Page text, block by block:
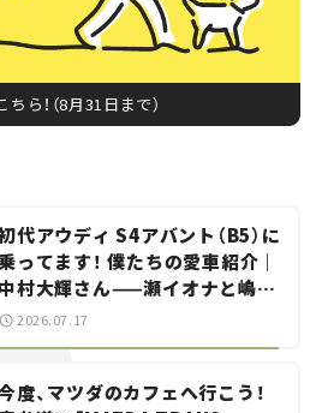
ら！（8月31日まで）
代アウディ S4アバント（B5）に
ってます！ 僕たちの愛車紹介｜
村大輝さん——瀬イオナと嶋田
智之の「クルマでざっくばらんば
2026.07.17
度、マツダのカフェへ行こう！